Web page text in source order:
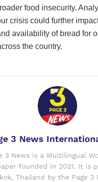
food insecurity.
crisis could further
availability of bread for
the country.
3 News
3 News is a Multilingual
founded in 2021. It is
Thailand by the Page 3